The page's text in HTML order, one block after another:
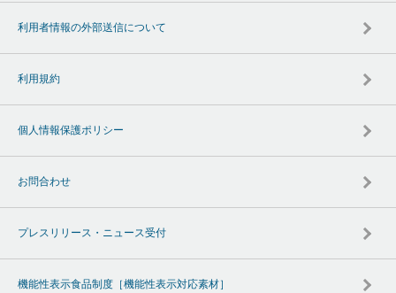
利用者情報の外部送信について
利用規約
個人情報保護ポリシー
お問合わせ
プレスリリース・ニュース受付
機能性表示食品制度［機能性表示対応素材］